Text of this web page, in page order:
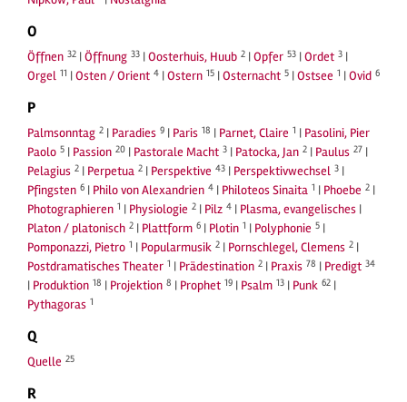
O
Öffnen 32 |Öffnung 33 |Oosterhuis, Huub 2 |Opfer 53 |Ordet 3 |
Orgel 11 |Osten / Orient 4 |Ostern 15 |Osternacht 5 |Ostsee 1 |Ovid 6
P
Palmsonntag 2 | Paradies 9 | Paris 18 | Parnet, Claire 1 | Pasolini, Pier
Paolo 5 | Passion 20 | Pastorale Macht 3 | Patocka, Jan 2 | Paulus 27 |
Pelagius 2 | Perpetua 2 | Perspektive 43 | Perspektivwechsel 3 |
Pfingsten 6 | Philo von Alexandrien 4 | Philoteos Sinaita 1 | Phoebe 2 |
Photographieren 1 | Physiologie 2 | Pilz 4 | Plasma, evangelisches |
Platon / platonisch 2 | Plattform 6 | Plotin 1 | Polyphonie 5 |
Pomponazzi, Pietro 1 | Popularmusik 2 | Pornschlegel, Clemens 2 |
Postdramatisches Theater 1 | Prädestination 2 | Praxis 78 | Predigt 34
| Produktion 18 | Projektion 8 | Prophet 19 | Psalm 13 | Punk 62 |
Pythagoras 1
Q
Quelle 25
R